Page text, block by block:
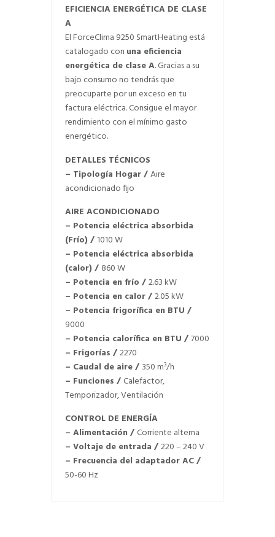
EFICIENCIA ENERGÉTICA DE CLASE
A
El ForceClima 9250 SmartHeating está
catalogado con una eficiencia
energética de clase A. Gracias a su
bajo consumo no tendrás que
preocuparte por un exceso en tu
factura eléctrica. Consigue el mayor
rendimiento con el mínimo gasto
energético.
DETALLES TÉCNICOS
– Tipología Hogar/Aire
acondicionado fijo
AIRE ACONDICIONADO
– Potencia eléctrica absorbida
(Frío) / 1010 W
– Potencia eléctrica absorbida
(calor) / 860 W
– Potencia en frío /2.63 kW
– Potencia en calor/2.05 kW
– Potencia frigorífica en BTU /
9000
– Potencia calorífica en BTU /7000
– Frigorías /2270
– Caudal de aire/ 350 m³/h
– Funciones / Calefactor,
Temporizador, Ventilación
CONTROL DE ENERGÍA
– Alimentación / Corriente alterna
– Voltaje de entrada /220 – 240 V
– Frecuencia del adaptador AC/
50-60 Hz